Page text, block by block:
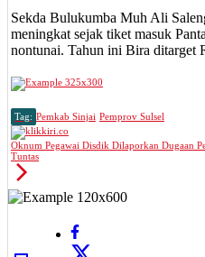
Sekda Bulukumba Muh Ali
meningkat sejak tiket masuk
nontunai. Tahun ini Bira ditarget
Tag: Pemkab Sinjai Pemprov Sulsel
Oknum Pegawai Disdik Dilaporkan Dugaan
Tuntas